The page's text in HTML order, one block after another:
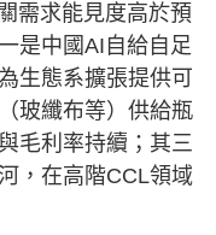
需求能見度高於預
是中國AI自給自足
生態系擴張提供可
玻纖布等）供給瓶
毛利率持續；其三
，在高階CCL領域